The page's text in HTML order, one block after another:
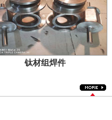
钛材组焊件